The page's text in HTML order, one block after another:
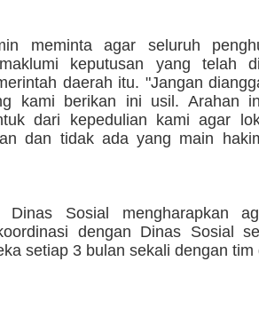
meminta agar seluruh
keputusan yang telah
daerah itu. "Jangan
kami berikan ini usil. Arahan
dari kepedulian kami agar
dan tidak ada yang main
Sosial mengharapkan
dengan Dinas Sosial
setiap 3 bulan sekali dengan tim